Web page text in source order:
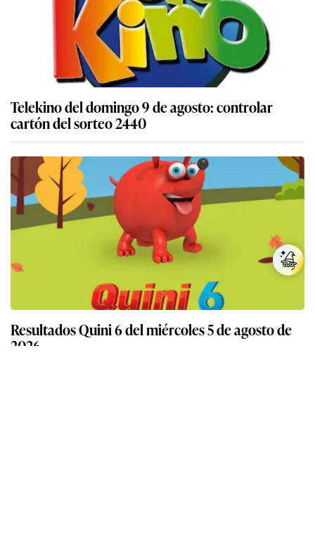
Telekino del domingo 9 de agosto: controlar
cartón del sorteo 2440
Resultados Quini 6 del miércoles 5 de agosto de
2026